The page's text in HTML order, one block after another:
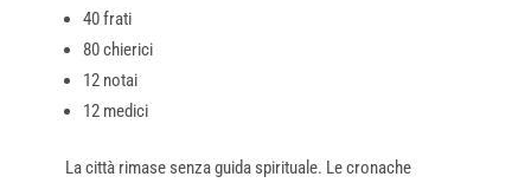
40 frati
80 chierici
12 notai
12 medici
La città rimase senza guida spirituale. Le cronache